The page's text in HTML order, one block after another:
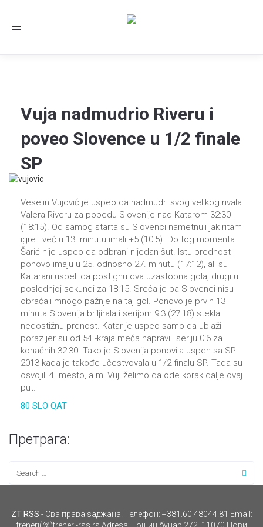
Toggle
treneri(@)treneri-rss.rs
Vuja nadmudrio Riveru i
poveo Slovence u 1/2 finale
SP
Veselin Vujović je uspeo da nadmudri svog velikog rivala
Valera Riveru za pobedu Slovenije nad Katarom 32:30
(18:15). Od samog starta su Slovenci nametnuli jak ritam
igre i već u 13. minutu imali +5 (10:5). Do tog momenta
Šarić nije uspeo da odbrani nijedan šut. Istu prednost
ponovo imaju u 25. odnosno 27. minutu (17:12), ali su
Katarani uspeli da postignu dva uzastopna gola, drugi u
poslednjoj sekundi za 18:15. Sreća je pa Slovenci nisu
obraćali mnogo pažnje na taj gol. Ponovo je prvih 13
minuta Slovenija briljirala i serijom 9:3 (27:18) stekla
nedostižnu prdnost. Katar je uspeo samo da ublaži
poraz jer su od 54.-kraja meča napravili seriju 0:6 za
konačnih 32:30. Tako je Slovenija ponovila uspeh sa SP
2013 kada je takođe učestvovala u 1/2 finalu SP. Tada su
osvojili 4. mesto, a mi Vuji želimo da ode korak dalje ovaj
put.
80 SLO QAT
Претрага:
ZT RSS - Сва права ѕаджана. Телефон: +381.60.48044.81 Email: